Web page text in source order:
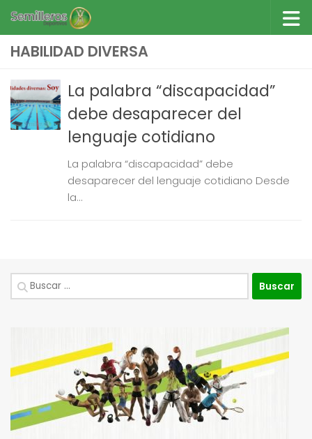
Saltar al contenido
HABILIDAD DIVERSA
La palabra “discapacidad”
debe desaparecer del
lenguaje cotidiano
La palabra “discapacidad” debe
desaparecer del lenguaje cotidiano Desde
la...
Buscar: